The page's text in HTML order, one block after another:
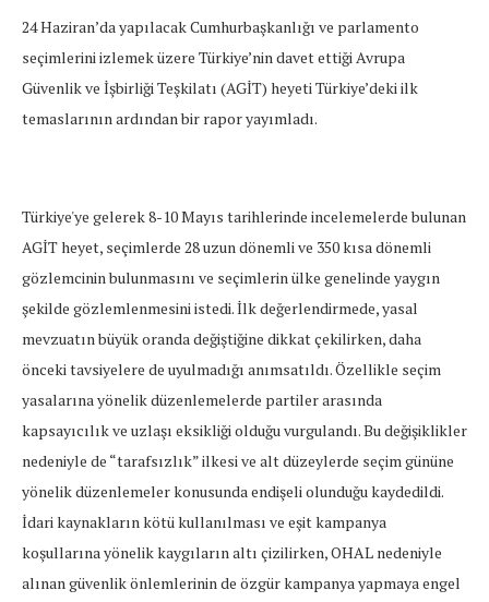
24 Haziran’da yapılacak Cumhurbaşkanlığı ve parlamento
seçimlerini izlemek üzere Türkiye’nin davet ettiği Avrupa
Güvenlik ve İşbirliği Teşkilatı (AGİT) heyeti Türkiye’deki ilk
temaslarının ardından bir rapor yayımladı.
Türkiye'ye gelerek 8-10 Mayıs tarihlerinde incelemelerde bulunan
AGİT heyet, seçimlerde 28 uzun dönemli ve 350 kısa dönemli
gözlemcinin bulunmasını ve seçimlerin ülke genelinde yaygın
şekilde gözlemlenmesini istedi. İlk değerlendirmede, yasal
mevzuatın büyük oranda değiştiğine dikkat çekilirken, daha
önceki tavsiyelere de uyulmadığı anımsatıldı. Özellikle seçim
yasalarına yönelik düzenlemelerde partiler arasında
kapsayıcılık ve uzlaşı eksikliği olduğu vurgulandı. Bu değişiklikler
nedeniyle de “tarafsızlık” ilkesi ve alt düzeylerde seçim gününe
yönelik düzenlemeler konusunda endişeli olunduğu kaydedildi.
İdari kaynakların kötü kullanılması ve eşit kampanya
koşullarına yönelik kaygıların altı çizilirken, OHAL nedeniyle
alınan güvenlik önlemlerinin de özgür kampanya yapmaya engel